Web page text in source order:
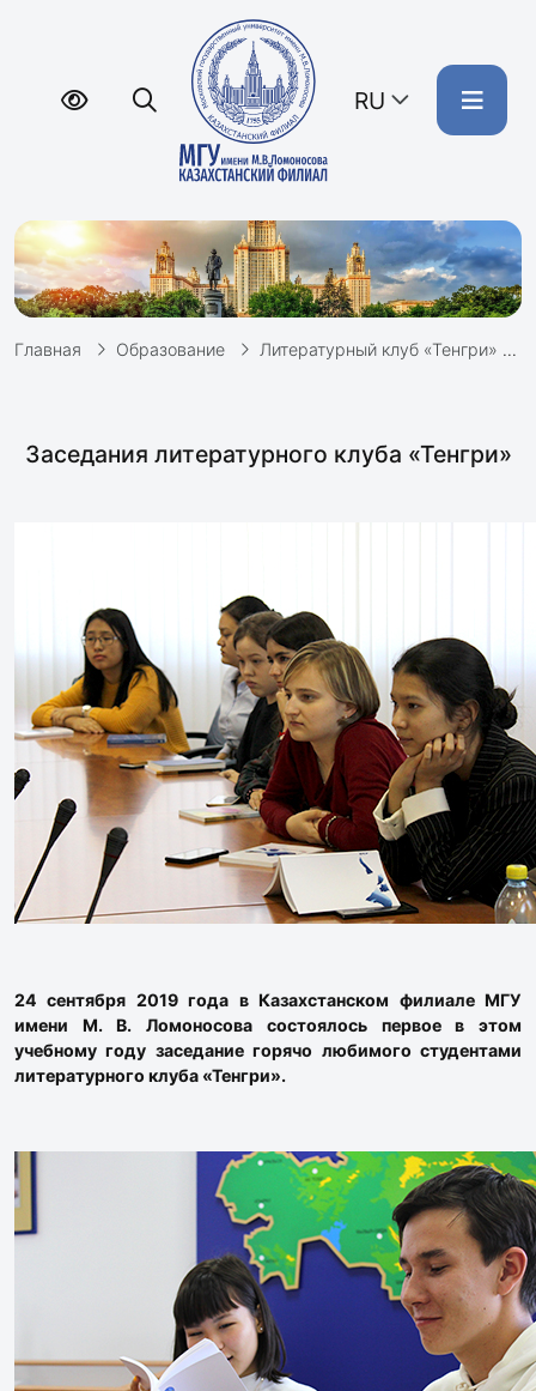
RU
Главная Образование Литературный клуб «Тенгри»
Заседания литературного клуба «Тенгри»
24 сентября 2019 года в Казахстанском филиале МГУ
имени М. В. Ломоносова состоялось первое в этом
учебному году заседание горячо любимого студентами
литературного клуба «Тенгри».